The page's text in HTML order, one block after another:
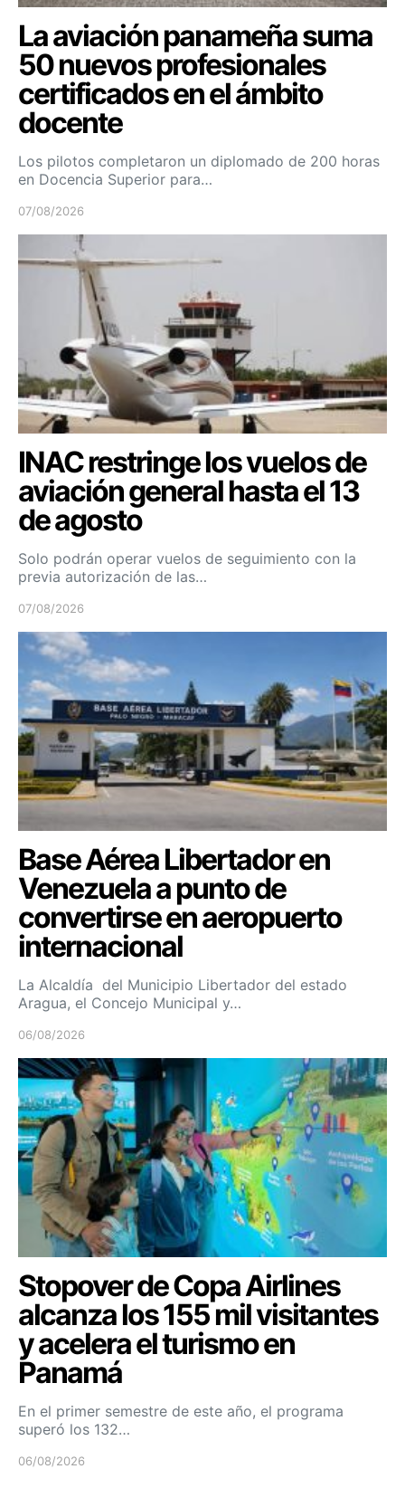
La aviación panameña suma
50 nuevos profesionales
certificados en el ámbito
docente
Los pilotos completaron un diplomado de 200 horas
en Docencia Superior para…
07/08/2026
INAC restringe los vuelos de
aviación general hasta el 13
de agosto
Solo podrán operar vuelos de seguimiento con la
previa autorización de las…
07/08/2026
Base Aérea Libertador en
Venezuela a punto de
convertirse en aeropuerto
internacional
La Alcaldía del Municipio Libertador del estado
Aragua, el Concejo Municipal y…
06/08/2026
Stopover de Copa Airlines
alcanza los 155 mil visitantes
y acelera el turismo en
Panamá
En el primer semestre de este año, el programa
superó los 132…
06/08/2026